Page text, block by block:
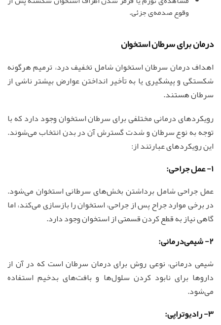
وقوع صدمه‌‌ی جزئی.
درمان برای سرطان استخوان
اهداف درمان سرطان استخوان شامل تخفیف درد، ترمیم هرگونه
شکستگی و پیشگیری یا به تأخیر انداختن عوارض بیشتر ناشی از
سرطان هستند.
رویکردهای درمانی مختلفی برای سرطان استخوان وجود دارد که با
توجه به نوع سرطان و شدت گسترش آن در بدن انتخاب می‌شوند.
این رویکردهای عبارتند از:
1- عمل جراحی:
عمل جراحی شامل برداشتن بخش‌های سرطانی استخوان می‌شود.
در برخی موارد جراح پس از جراحی، استخوان را بازسازی می‌کند، اما
گاهی نیاز به قطع کردن قسمتی از استخوان وجود دارد.
2- شیمی‌درمانی:
شیمی درمانی، نوعی روش برای درمان سرطان است که در آن از
داروها برای نابود کردن سلول‌ها و بافت‌های بدخیم استفاده
می‌شود.
3- رادیوتراپی: